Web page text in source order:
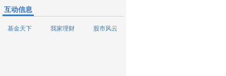
互动信息
基金天下 我家理财 股市风云